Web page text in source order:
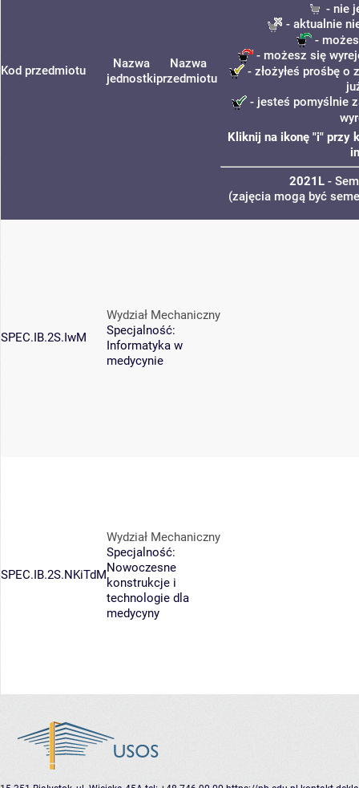
Kod przedmiotu
Nazwa
jednostki
Nazwa
przedmiotu
- nie
- aktualnie
-
- możesz się
- złożyłeś prośbę
- jesteś pomyślnie
Kliknij na ikonę "i" przy
2021L-
(zajęcia mogą być
SPEC.IB.2S.IwM
Wydział Mechaniczny
Specjalność:
Informatyka w
medycynie
SPEC.IB.2S.NKiTdM
Wydział Mechaniczny
Specjalność:
Nowoczesne
konstrukcje i
technologie dla
medycyny